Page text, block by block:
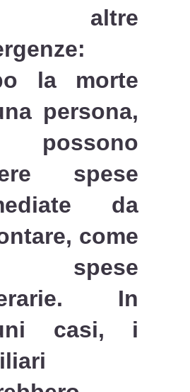
altre
:
la morte
persona,
spese
da
come
spese
In
casi, i